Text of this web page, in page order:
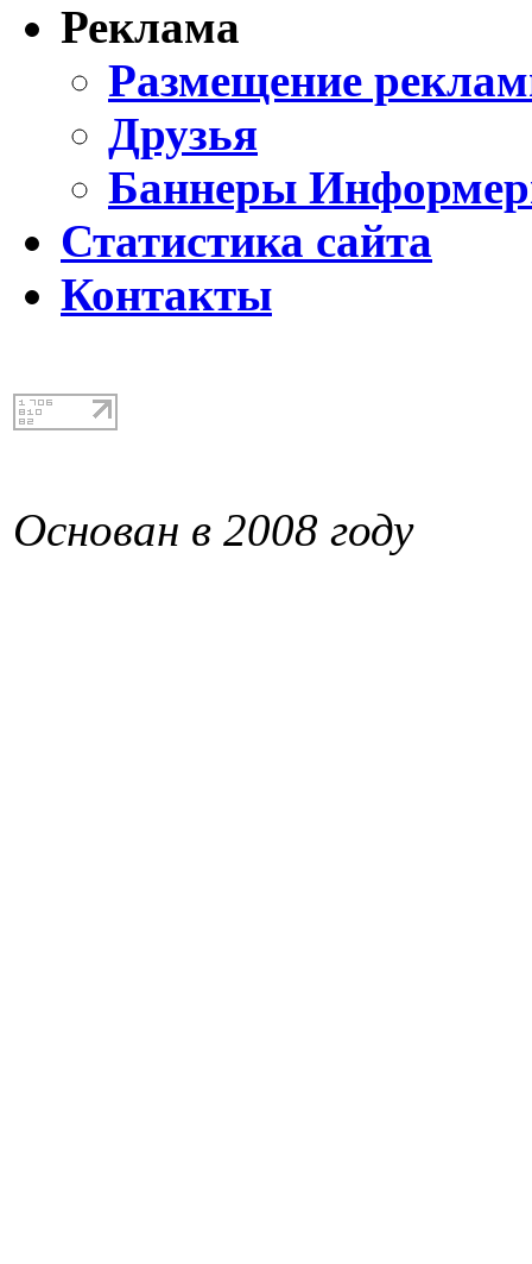
Реклама
Размещение
Друзья
Баннеры
Статистика сайта
Контакты
Основан в 2008 году